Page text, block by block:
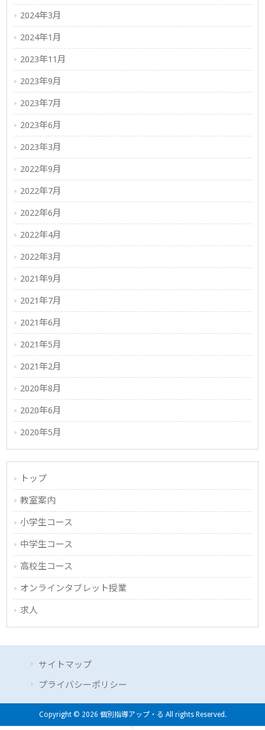
2024年3月
2024年1月
2023年11月
2023年9月
2023年7月
2023年6月
2023年3月
2022年9月
2022年7月
2022年6月
2022年4月
2022年3月
2021年9月
2021年7月
2021年6月
2021年5月
2021年2月
2020年8月
2020年6月
2020年5月
トップ
教室案内
小学生コース
中学生コース
高校生コース
オンラインタブレット授業
求人
サイトマップ
プライバシーポリシー
Copyright © 2026 個別指導アップ・る All rights Reserved.